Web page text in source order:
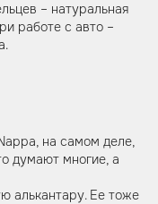
– натуральная
работе с авто –
на самом деле,
думают многие, а
алькантару. Ее тоже